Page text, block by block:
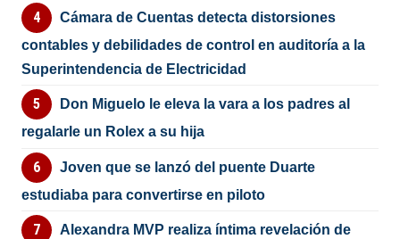
Cámara de Cuentas detecta distorsiones
contables y debilidades de control en auditoría a la
Superintendencia de Electricidad
Don Miguelo le eleva la vara a los padres al
regalarle un Rolex a su hija
Joven que se lanzó del puente Duarte
estudiaba para convertirse en piloto
Alexandra MVP realiza íntima revelación de